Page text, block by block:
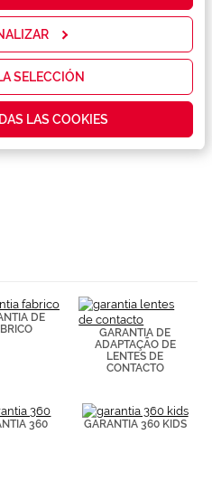
SELECCIÓN
LAS COOKIES
DE
GARANTIA DE
ADAPTAÇÃO DE
LENTES DE
CONTACTO
360 GARANTIA 360 KIDS